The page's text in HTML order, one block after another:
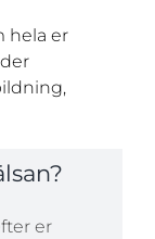
hela er
er